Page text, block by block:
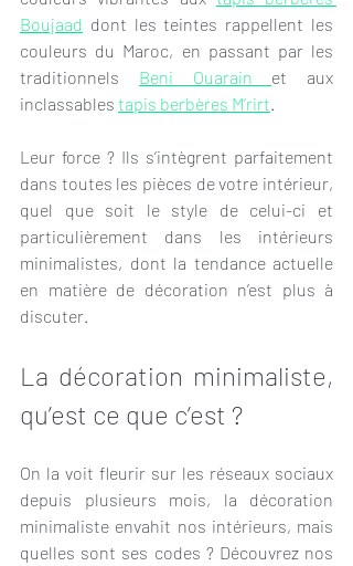
Boujaad dont les teintes rappellent les
couleurs du Maroc, en passant par les
traditionnels Beni Ouarain et aux
inclassables tapis berbères M’rirt.
Leur force ? Ils s’intègrent parfaitement
dans toutes les pièces de votre intérieur,
quel que soit le style de celui-ci et
particulièrement dans les intérieurs
minimalistes, dont la tendance actuelle
en matière de décoration n’est plus à
discuter.
La décoration minimaliste,
qu’est ce que c’est ?
On la voit fleurir sur les réseaux sociaux
depuis plusieurs mois, la décoration
minimaliste envahit nos intérieurs, mais
quelles sont ses codes ? Découvrez nos